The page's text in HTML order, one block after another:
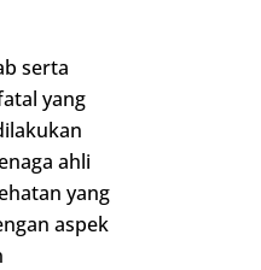
serta
yang
ahli
yang
aspek